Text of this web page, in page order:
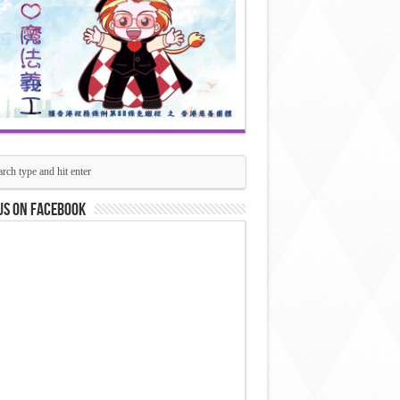
on Facebook